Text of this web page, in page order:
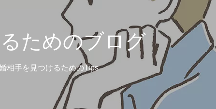
ためのブログ
相手を見つけるためのTips